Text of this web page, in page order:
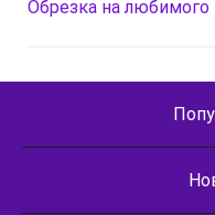
Обрезка на